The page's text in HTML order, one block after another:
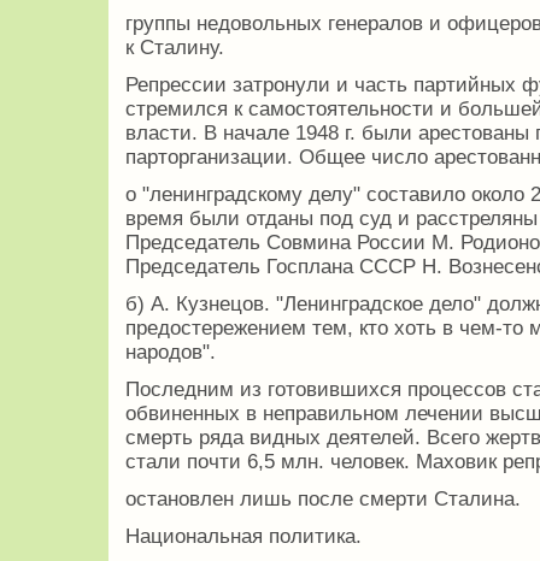
группы недовольных генералов и
к Сталину.
Репрессии затронули и часть партийных
стремился к самостоятельности и
власти. В начале 1948 г. были арестованы
парторганизации. Общее число
о "ленинградскому делу" составило около
время были отданы под суд и
Председатель Совмина России М.
Председатель Госплана СССР Н.
б) А. Кузнецов. "Ленинградское дело"
предостережением тем, кто хоть в чем-
народов".
Последним из готовившихся процессов
обвиненных в неправильном лечении
смерть ряда видных деятелей. Всего
стали почти 6,5 млн. человек. Маховик
остановлен лишь после смерти Сталина.
Национальная политика.